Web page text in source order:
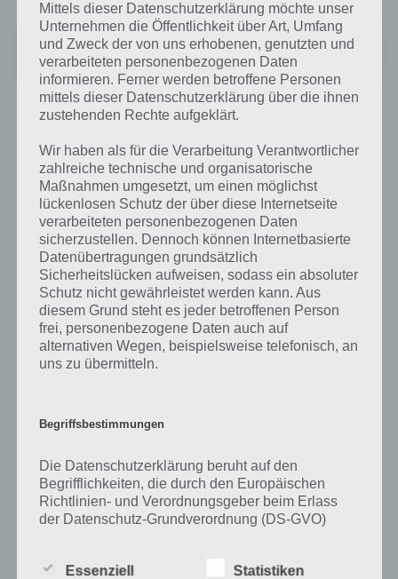
Unbekannte App
Preis:Kostenlos
Auf WhatsApp teilen Teilen auf Facebook
Tweet auf Twitter
Mehr Artikel hier auf Touchportal
neuste
Mittels dieser Datenschutzerklärung möchte unser
Unternehmen die Öffentlichkeit über Art, Umfang
und Zweck der von uns erhobenen, genutzten und
verarbeiteten personenbezogenen Daten
informieren. Ferner werden betroffene Personen
mittels dieser Datenschutzerklärung über die ihnen
zustehenden Rechte aufgeklärt.
Wir haben als für die Verarbeitung Verantwortlicher
zahlreiche technische und organisatorische
Maßnahmen umgesetzt, um einen möglichst
lückenlosen Schutz der über diese Internetseite
verarbeiteten personenbezogenen Daten
sicherzustellen. Dennoch können Internetbasierte
Datenübertragungen grundsätzlich
Sicherheitslücken aufweisen, sodass ein absoluter
Schutz nicht gewährleistet werden kann. Aus
diesem Grund steht es jeder betroffenen Person
frei, personenbezogene Daten auch auf
alternativen Wegen, beispielsweise telefonisch, an
uns zu übermitteln.
Begriffsbestimmungen
Die Datenschutzerklärung beruht auf den
Begrifflichkeiten, die durch den Europäischen
Richtlinien- und Verordnungsgeber beim Erlass
der Datenschutz-Grundverordnung (DS-GVO)
unsere Kunden und Geschäftspartner einfach
Essenziell Statistiken